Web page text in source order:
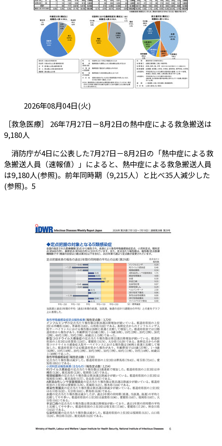
投稿日:2026年08月04日(火)
［救急医療］ 26年7月27日－8月2日の熱中症による救急搬送は
9,180人
消防庁が4日に公表した7月27日－8月2日の「熱中症による救
急搬送人員（速報値）」によると、熱中症による救急搬送人員
は9,180人(参照)。前年同時期（9,215人）と比べ35人減少した
(参照)。5